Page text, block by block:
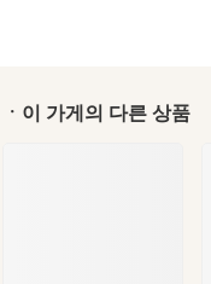
ㆍ이 가게의 다른 상품